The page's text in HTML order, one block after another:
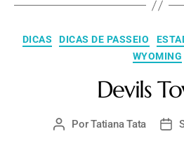
DICAS DICAS DE PASSEIO
WYOMING
Devils
PorTatiana Tata